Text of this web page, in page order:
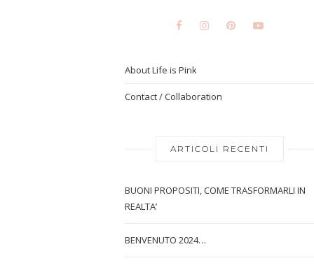
About Life is Pink
Contact / Collaboration
ARTICOLI RECENTI
BUONI PROPOSITI, COME TRASFORMARLI IN
REALTA’
BENVENUTO 2024…